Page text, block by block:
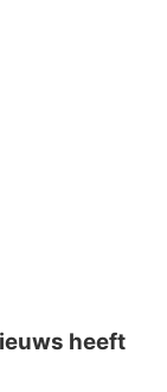
heeft